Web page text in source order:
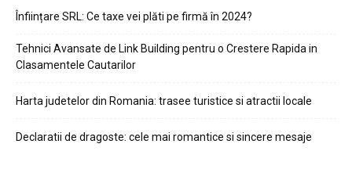
Înființare SRL: Ce taxe vei plăti pe firmă în 2024?
Tehnici Avansate de Link Building pentru o Crestere Rapida in
Clasamentele Cautarilor
Harta judetelor din Romania: trasee turistice si atractii locale
Declaratii de dragoste: cele mai romantice si sincere mesaje